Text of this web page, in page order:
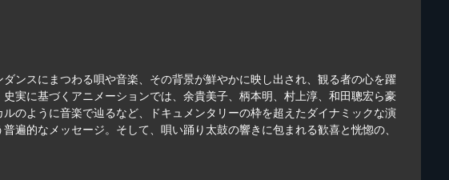
ンスにまつわる唄や音楽、その背景が鮮やかに映し出され、観る者の心を躍
実に基づくアニメーションでは、余貴美子、柄本明、村上淳、和田聰宏ら豪
のように音楽で辿るなど、ドキュメンタリーの枠を超えたダイナミックな演
遍的なメッセージ。そして、唄い踊り太鼓の響きに包まれる歓喜と恍惚の、